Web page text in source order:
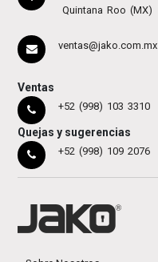
Quintana Roo (MX)
ventas@jako.com.mx
Ventas
+52 (998) 103 3310
Quejas y sugerencias
+52 (998) 109 2076